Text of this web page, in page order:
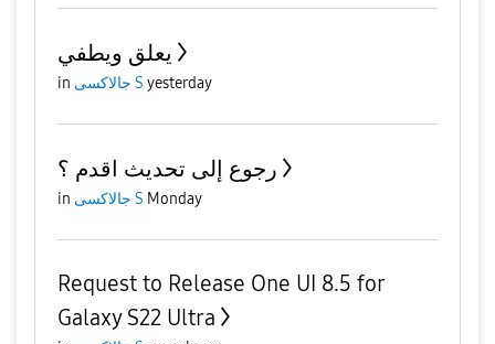
يعلق ويطفي
in جالاكسى S yesterday
رجوع إلى تحديث اقدم ؟
in جالاكسى S Monday
Request to Release One UI 8.5 for
Galaxy S22 Ultra